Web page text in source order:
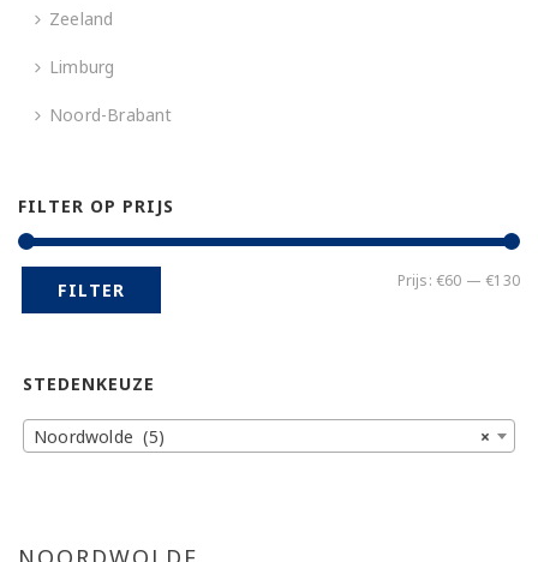
Zeeland
Limburg
Noord-Brabant
FILTER OP PRIJS
FILTER Prijs: €60 —€130
STEDENKEUZE
×
Noordwolde (5)